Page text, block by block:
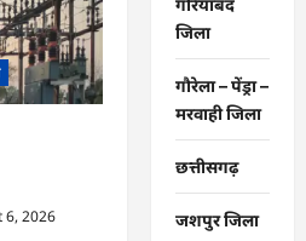
6, 2026
गरियाबंद
जिला
गौरेला – पेंड्रा –
मरवाही जिला
छत्तीसगढ़
जशपुर जिला